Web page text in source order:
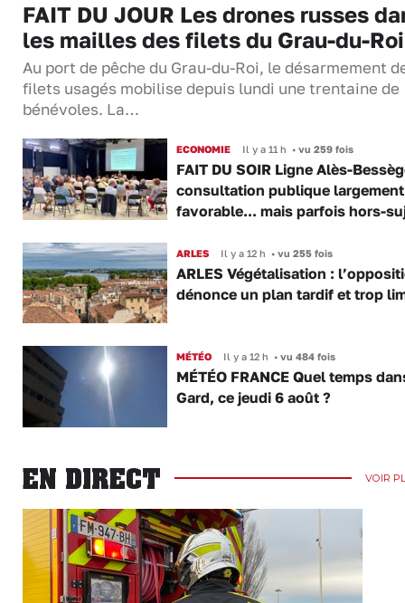
FAIT DU JOUR Les drones russes
les mailles des filets du Grau-du-Roi
Au port de pêche du Grau-du-Roi, le désarmement
filets usagés mobilise depuis lundi une trentaine de
bénévoles. La…
ECONOMIE Il y a 11 h •vu 259 fois
FAIT DU SOIR Ligne Alès-
consultation publique largement
favorable... mais parfois hors-
ARLES Il y a 12 h •vu 255 fois
ARLES Végétalisation :
dénonce un plan tardif et trop
MÉTÉO Il y a 12 h •vu 484 fois
MÉTÉO FRANCE Quel temps
Gard, ce jeudi 6 août ?
EN DIRECT VOIR